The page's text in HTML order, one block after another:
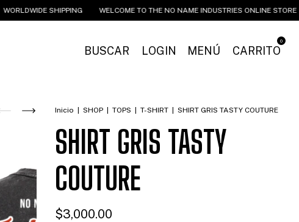
SHIPPING WELCOME TO THE NO NAME INDUSTRIES ONLINE STORE
MENÚ
BUSCAR LOGIN CARRITO
0
Inicio SHOP TOPS T-SHIRT SHIRT GRIS TASTY COUTURE
SHIRT GRIS TASTY
COUTURE
$3,000.00